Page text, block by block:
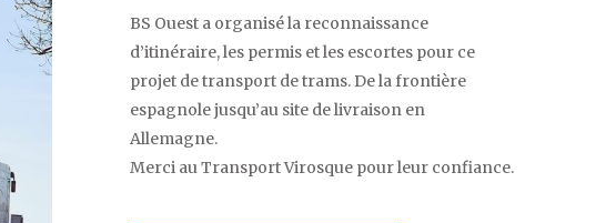
BS Ouest a organisé la reconnaissance
d’itinéraire, les permis et les escortes pour ce
projet de transport de trams. De la frontière
espagnole jusqu’au site de livraison en
Allemagne.
Merci au Transport Virosque pour leur confiance.